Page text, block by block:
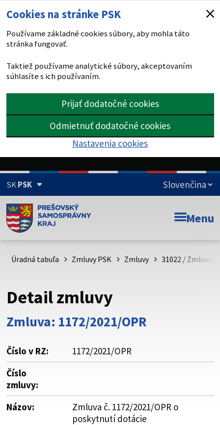
Cookies na stránke PSK
Používame základné cookies súbory, aby mohla táto
stránka fungovať.
Taktiež používame analytické súbory, akceptovaním
súhlasíte s ich používaním.
Prijať dodatočné cookies
Odmietnuť dodatočné cookies
Nastavenia cookies
SKPSK
Doména psk.sk je oficiálna
Toto je oficiálna webová stránka Prešovského
psk.sk.
Buďte pozorní a vždy sa uistite, že zdieľate informácie iba
cez zabezpečenú webovú stránku. Zabezpečená stránka
vždy začína https:// pred názvom domény webového sídla.
Menu
Úradná tabuľa Zmluvy PSK Zmluvy 31022 / Zmluva
Detail zmluvy
Zmluva: 1172/2021/OPR
Číslo v RZ:
1172/2021/OPR
Číslo
zmluvy:
Názov:
Zmluva č. 1172/2021/OPR o
poskytnutí dotácie